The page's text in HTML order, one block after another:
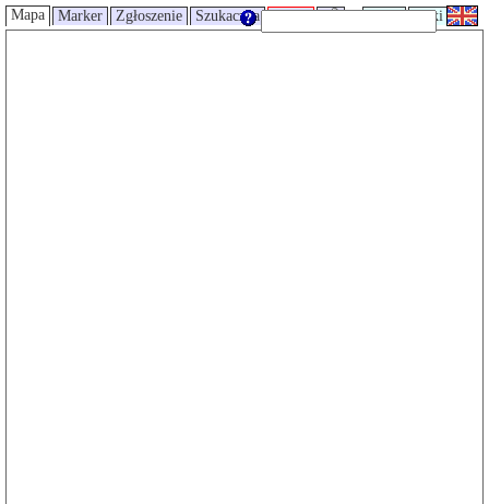
Mapa Marker Zgłoszenie Szukaczka Trasy UMP Wiki